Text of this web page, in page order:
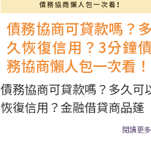
債務協商可貸款嗎？
久恢復信用？3分鐘
務協商懶人包一次看！
債務協商可貸款嗎？多久可
恢復信用？金融借貸商品蓬
閱讀更